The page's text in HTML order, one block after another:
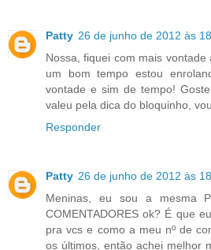
Patty 26 de junho de 2012 às
Nossa, fiquei com mais
um bom tempo estou
vontade e sim de tempo!
valeu pela dica do bloquinho,
Responder
Patty 26 de junho de 2012 às
Meninas, eu sou a mesma
COMENTADORES ok? É que
pra vcs e como a meu nº de
os últimos, então achei melhor